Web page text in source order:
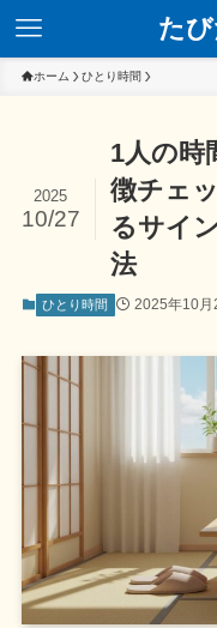
た
ホーム ひとり時間
1人の時
徴チェ
るサイ
法
2025
10/27
ひとり時間 2025年10月